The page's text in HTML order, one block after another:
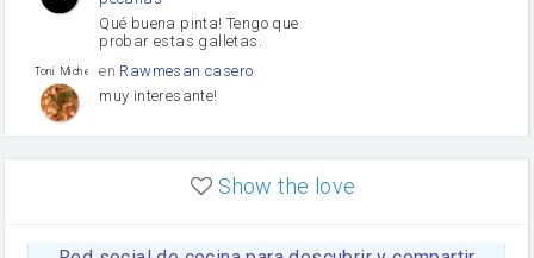
Qué buena pinta! Tengo que
probar estas galletas.
Toni Michel Caubet
en Rawmesan casero
muy interesante!
enLasaña casera fácil y
Show the love